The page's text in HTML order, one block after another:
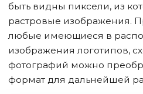
быть видны пиксели, из
растровые изображения.
любые имеющиеся в
изображения логотипов,
фотографий можно
формат для дальнейшей